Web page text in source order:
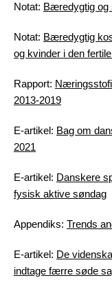
Notat: Bæredygtig og
Notat: Bæredygtig
og kvinder i den
Rapport:
2013-2019
E-artikel: Bag om
2021
E-artikel: Danskere
fysisk aktive søndag
Appendiks: Trends
E-artikel: De
indtage færre søde